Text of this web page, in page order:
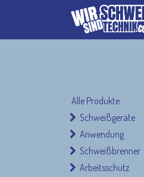
Alle Produkte
Schweißgeräte
Anwendung
Schweißbrenner
Arbeitsschutz